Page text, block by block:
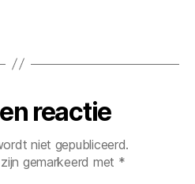
reactie
niet gepubliceerd.
gemarkeerd met *